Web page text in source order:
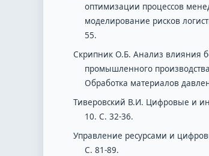
оптимизации процессов
моделирование рисков
55.
Скрипник О.Б. Анализ влияния
промышленного
Обработка материалов
Тиверовский В.И. Цифровые и
10. С. 32-36.
Управление ресурсами и
С. 81-89.